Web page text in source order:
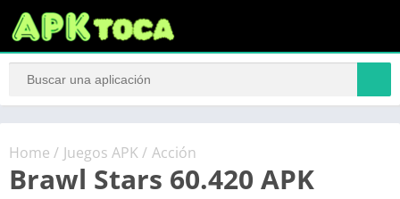
Home / Juegos APK/ Acción
Brawl Stars 60.420 APK